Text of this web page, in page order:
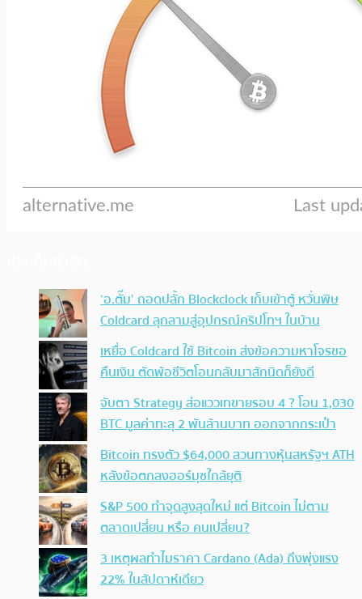
‘อ.ตั๊ม’ ถอดปลั้ก Blockclock เก็บเข้าตู้ หวั่นพิษ
Coldcard ลุกลามสู่อุปกรณ์คริปโทฯ ในบ้าน
เหยื่อ Coldcard ใช้ Bitcoin ส่งข้อความหาโจรขอ
คืนเงิน ตัดพ้อชีวิตโอนกลับมาสักนิดก็ยังดี
จับตา Strategy ส่อแววเทขายรอบ 4 ? โอน 1,030
BTC มูลค่าทะลุ 2 พันล้านบาท ออกจากกระเป๋า
Bitcoin ทรงตัว $64,000 สวนทางหุ้นสหรัฐฯ ATH
หลังข้อตกลงฮอร์มุซใกล้ยุติ
S&P 500 ทำจุดสูงสุดใหม่ แต่ Bitcoin ไม่ตาม
ตลาดเปลี่ยน หรือ คนเปลี่ยน?
3 เหตุผลทำไมราคา Cardano (Ada) ถึงพุ่งแรง
22% ในสัปดาห์เดียว